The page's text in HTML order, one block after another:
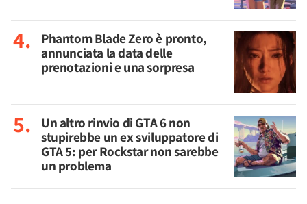
Phantom Blade Zero è pronto,
annunciata la data delle
prenotazioni e una sorpresa
Un altro rinvio di GTA 6 non
stupirebbe un ex sviluppatore di
GTA 5: per Rockstar non sarebbe
un problema